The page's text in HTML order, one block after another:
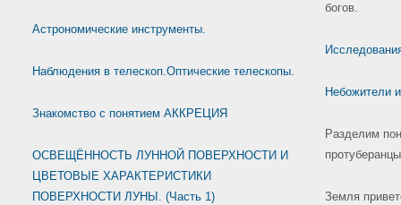
Астрономические инструменты.
Наблюдения в телескоп.Оптические телескопы.
Знакомство с понятием АККРЕЦИЯ
ОСВЕЩЁННОСТЬ ЛУННОЙ ПОВЕРХНОСТИ И
ЦВЕТОВЫЕ ХАРАКТЕРИСТИКИ
ПОВЕРХНОСТИ ЛУНЫ. (Часть 1)
богов.
Небожители
Разделим
Земля